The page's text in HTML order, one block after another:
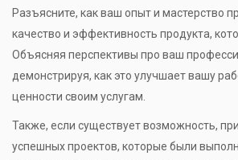
Разъясните, как ваш опыт и мастерство
качество и эффективность продукта,
Объясняя перспективы про ваш
демонстрируя, как это улучшает вашу
ценности своим услугам.
Также, если существует возможность,
успешных проектов, которые были